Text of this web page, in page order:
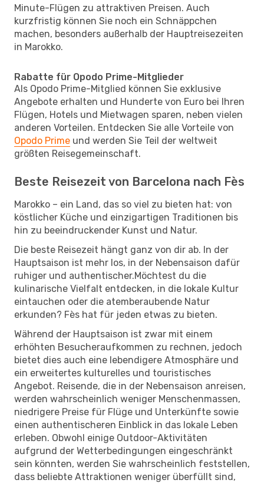
Minute-Flügen zu attraktiven Preisen. Auch
kurzfristig können Sie noch ein Schnäppchen
machen, besonders außerhalb der Hauptreisezeiten
in Marokko.
Rabatte für Opodo Prime-Mitglieder
Als Opodo Prime-Mitglied können Sie exklusive
Angebote erhalten und Hunderte von Euro bei Ihren
Flügen, Hotels und Mietwagen sparen, neben vielen
anderen Vorteilen. Entdecken Sie alle Vorteile von
Opodo Prime und werden Sie Teil der weltweit
größten Reisegemeinschaft.
Beste Reisezeit von Barcelona nach Fès
Marokko – ein Land, das so viel zu bieten hat: von
köstlicher Küche und einzigartigen Traditionen bis
hin zu beeindruckender Kunst und Natur.
Die beste Reisezeit hängt ganz von dir ab. In der
Hauptsaison ist mehr los, in der Nebensaison dafür
ruhiger und authentischer.Möchtest du die
kulinarische Vielfalt entdecken, in die lokale Kultur
eintauchen oder die atemberaubende Natur
erkunden? Fès hat für jeden etwas zu bieten.
Während der Hauptsaison ist zwar mit einem
erhöhten Besucheraufkommen zu rechnen, jedoch
bietet dies auch eine lebendigere Atmosphäre und
ein erweitertes kulturelles und touristisches
Angebot. Reisende, die in der Nebensaison anreisen,
werden wahrscheinlich weniger Menschenmassen,
niedrigere Preise für Flüge und Unterkünfte sowie
einen authentischeren Einblick in das lokale Leben
erleben. Obwohl einige Outdoor-Aktivitäten
aufgrund der Wetterbedingungen eingeschränkt
sein könnten, werden Sie wahrscheinlich feststellen,
dass beliebte Attraktionen weniger überfüllt sind,